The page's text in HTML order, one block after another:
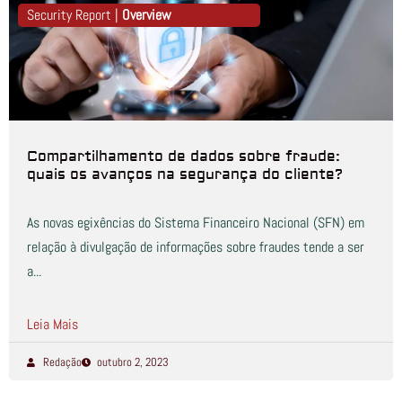
Security Report | Overview
Compartilhamento de dados sobre fraude:
quais os avanços na segurança do cliente?
As novas egixências do Sistema Financeiro Nacional (SFN) em
relação à divulgação de informações sobre fraudes tende a ser
a...
Leia Mais
Redação outubro 2, 2023